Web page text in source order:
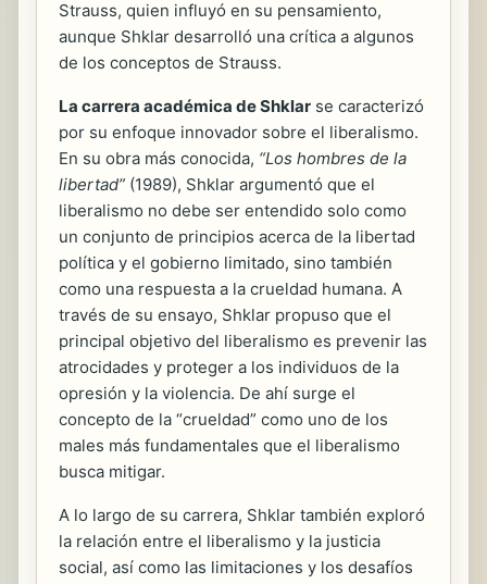
Strauss, quien influyó en su pensamiento,
aunque Shklar desarrolló una crítica a algunos
de los conceptos de Strauss.
La carrera académica de Shklar se caracterizó
por su enfoque innovador sobre el liberalismo.
En su obra más conocida, “Los hombres de la
libertad” (1989), Shklar argumentó que el
liberalismo no debe ser entendido solo como
un conjunto de principios acerca de la libertad
política y el gobierno limitado, sino también
como una respuesta a la crueldad humana. A
través de su ensayo, Shklar propuso que el
principal objetivo del liberalismo es prevenir las
atrocidades y proteger a los individuos de la
opresión y la violencia. De ahí surge el
concepto de la “crueldad” como uno de los
males más fundamentales que el liberalismo
busca mitigar.
A lo largo de su carrera, Shklar también exploró
la relación entre el liberalismo y la justicia
social, así como las limitaciones y los desafíos